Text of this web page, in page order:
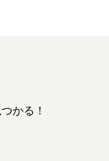
かる！